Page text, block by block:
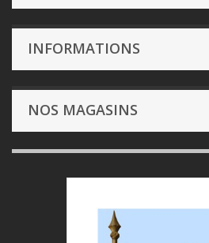
INFORMATIONS
NOS MAGASINS